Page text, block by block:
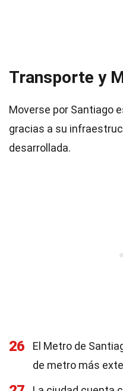
Transporte y
Moverse por Santiago
gracias a su
desarrollada.
26
El Metro de
de metro más